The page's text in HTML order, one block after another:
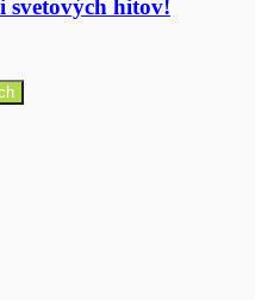
svetových hitov!